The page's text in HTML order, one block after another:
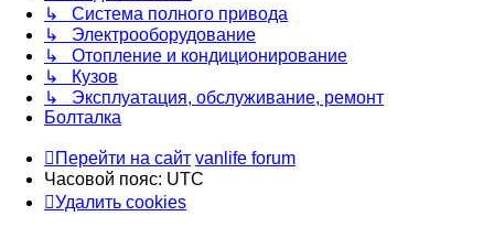
↳ Система полного привода
↳ Электрооборудование
↳ Отопление и кондиционирование
↳ Кузов
↳ Эксплуатация, обслуживание, ремонт
Болталка
Перейти на сайт vanlife forum
Часовой пояс: UTC
Удалить cookies